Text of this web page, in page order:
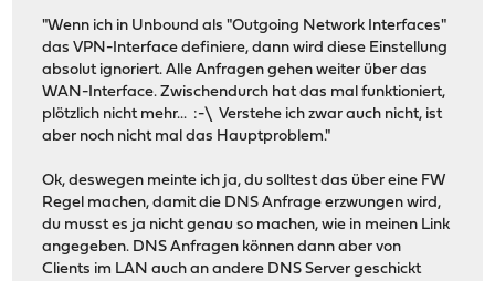
"Wenn ich in Unbound als "Outgoing Network Interfaces"
das VPN-Interface definiere, dann wird diese Einstellung
absolut ignoriert. Alle Anfragen gehen weiter über das
WAN-Interface. Zwischendurch hat das mal funktioniert,
plötzlich nicht mehr... :-\ Verstehe ich zwar auch nicht, ist
aber noch nicht mal das Hauptproblem."
Ok, deswegen meinte ich ja, du solltest das über eine FW
Regel machen, damit die DNS Anfrage erzwungen wird,
du musst es ja nicht genau so machen, wie in meinen Link
angegeben. DNS Anfragen können dann aber von
Clients im LAN auch an andere DNS Server geschickt